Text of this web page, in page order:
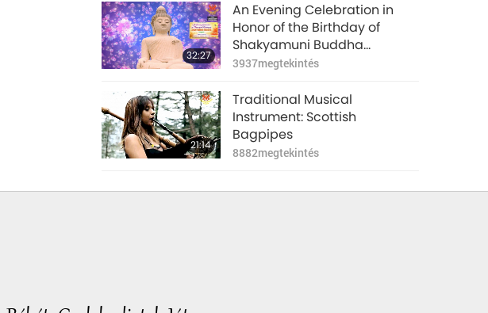
32:27
An Evening Celebration in
Honor of the Birthday of
Shakyamuni Buddha
(vegan), Part 1 of 6
3937megtekintés
21:14
Traditional Musical
Instrument: Scottish
Bagpipes
8882megtekintés